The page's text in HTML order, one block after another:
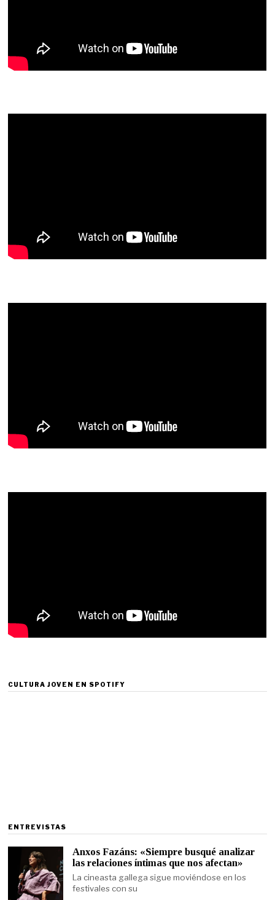
CULTURA JOVEN EN SPOTIFY
ENTREVISTAS
Anxos Fazáns: «Siempre busqué analizar
las relaciones íntimas que nos afectan»
La cineasta gallega sigue moviéndose en los
festivales con su